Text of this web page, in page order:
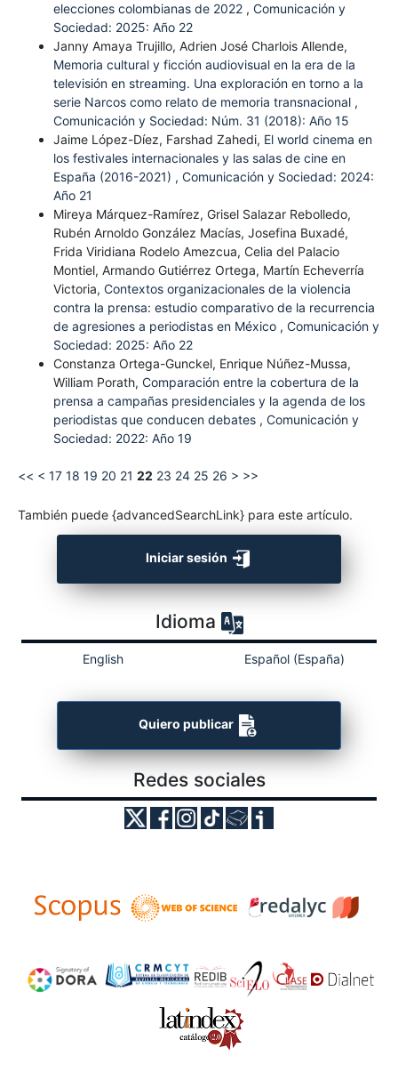
elecciones colombianas de 2022 , Comunicación y
Sociedad: 2025: Año 22
Janny Amaya Trujillo, Adrien José Charlois Allende,
Memoria cultural y ficción audiovisual en la era de la
televisión en streaming. Una exploración en torno a la
serie Narcos como relato de memoria transnacional ,
Comunicación y Sociedad: Núm. 31 (2018): Año 15
Jaime López-Díez, Farshad Zahedi, El world cinema en
los festivales internacionales y las salas de cine en
España (2016-2021) , Comunicación y Sociedad: 2024:
Año 21
Mireya Márquez-Ramírez, Grisel Salazar Rebolledo,
Rubén Arnoldo González Macías, Josefina Buxadé,
Frida Viridiana Rodelo Amezcua, Celia del Palacio
Montiel, Armando Gutiérrez Ortega, Martín Echeverría
Victoria, Contextos organizacionales de la violencia
contra la prensa: estudio comparativo de la recurrencia
de agresiones a periodistas en México , Comunicación y
Sociedad: 2025: Año 22
Constanza Ortega-Gunckel, Enrique Núñez-Mussa,
William Porath, Comparación entre la cobertura de la
prensa a campañas presidenciales y la agenda de los
periodistas que conducen debates , Comunicación y
Sociedad: 2022: Año 19
<< < 17 18 19 20 21 22 23 24 25 26 > >>
También puede {advancedSearchLink} para este artículo.
Iniciar sesión
Idioma
English Español (España)
Quiero publicar
Redes sociales